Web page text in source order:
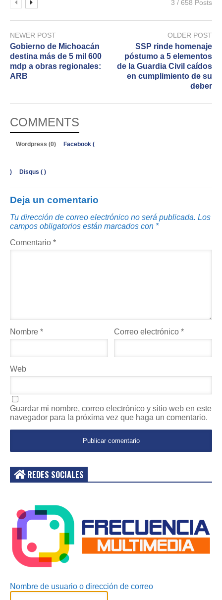
3 / 658 Posts
NEWER POST
Gobierno de Michoacán
destina más de 5 mil 600
mdp a obras regionales:
ARB
OLDER POST
SSP rinde homenaje
póstumo a 5 elementos
de la Guardia Civil caídos
en cumplimiento de su
deber
COMMENTS
Wordpress (0) Facebook (
) Disqus ( )
Deja un comentario
Tu dirección de correo electrónico no será publicada. Los
campos obligatorios están marcados con *
Comentario *
Nombre * Correo electrónico*
Web
Guardar mi nombre, correo electrónico y sitio web en este
navegador para la próxima vez que haga un comentario.
REDES SOCIALES
Nombre de usuario o dirección de correo